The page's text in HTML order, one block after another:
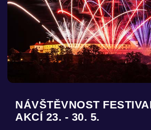
NÁVŠTĚVNOST
AKCÍ 23. - 30. 5.